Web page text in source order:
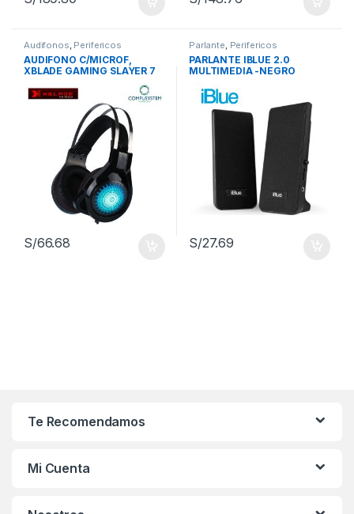
Audifonos, Perifericos
AUDIFONO C/MICROF,
XBLADE GAMING SLAYER 7
S/66.68
Parlante, Perifericos
PARLANTE IBLUE 2.0
MULTIMEDIA -NEGRO
S/27.69
Te Recomendamos
Mi Cuenta